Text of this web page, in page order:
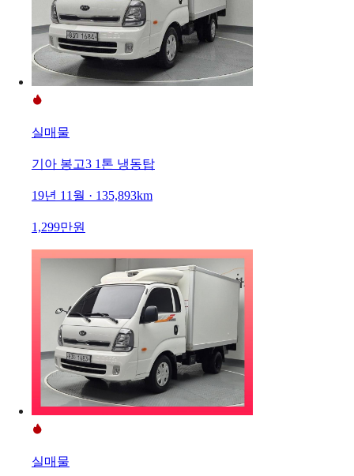
실매물
기아 봉고3 1톤 냉동탑
19년 11월 · 135,893km
1,299만원
실매물